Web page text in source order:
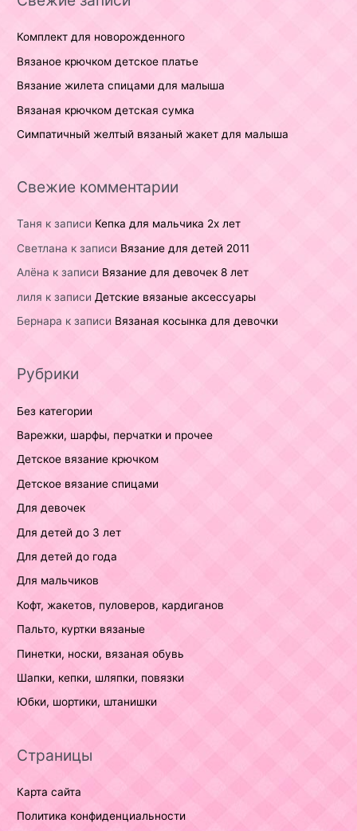
Комплект для новорожденного
Вязаное крючком детское платье
Вязание жилета спицами для малыша
Вязаная крючком детская сумка
Симпатичный желтый вязаный жакет для малыша
Свежие комментарии
Таня к записи Кепка для мальчика 2х лет
Светлана к записи Вязание для детей 2011
Алёна к записи Вязание для девочек 8 лет
лиля к записи Детские вязаные аксессуары
Бернара к записи Вязаная косынка для девочки
Рубрики
Без категории
Варежки, шарфы, перчатки и прочее
Детское вязание крючком
Детское вязание спицами
Для девочек
Для детей до 3 лет
Для детей до года
Для мальчиков
Кофт, жакетов, пуловеров, кардиганов
Пальто, куртки вязаные
Пинетки, носки, вязаная обувь
Шапки, кепки, шляпки, повязки
Юбки, шортики, штанишки
Страницы
Карта сайта
Политика конфиденциальности